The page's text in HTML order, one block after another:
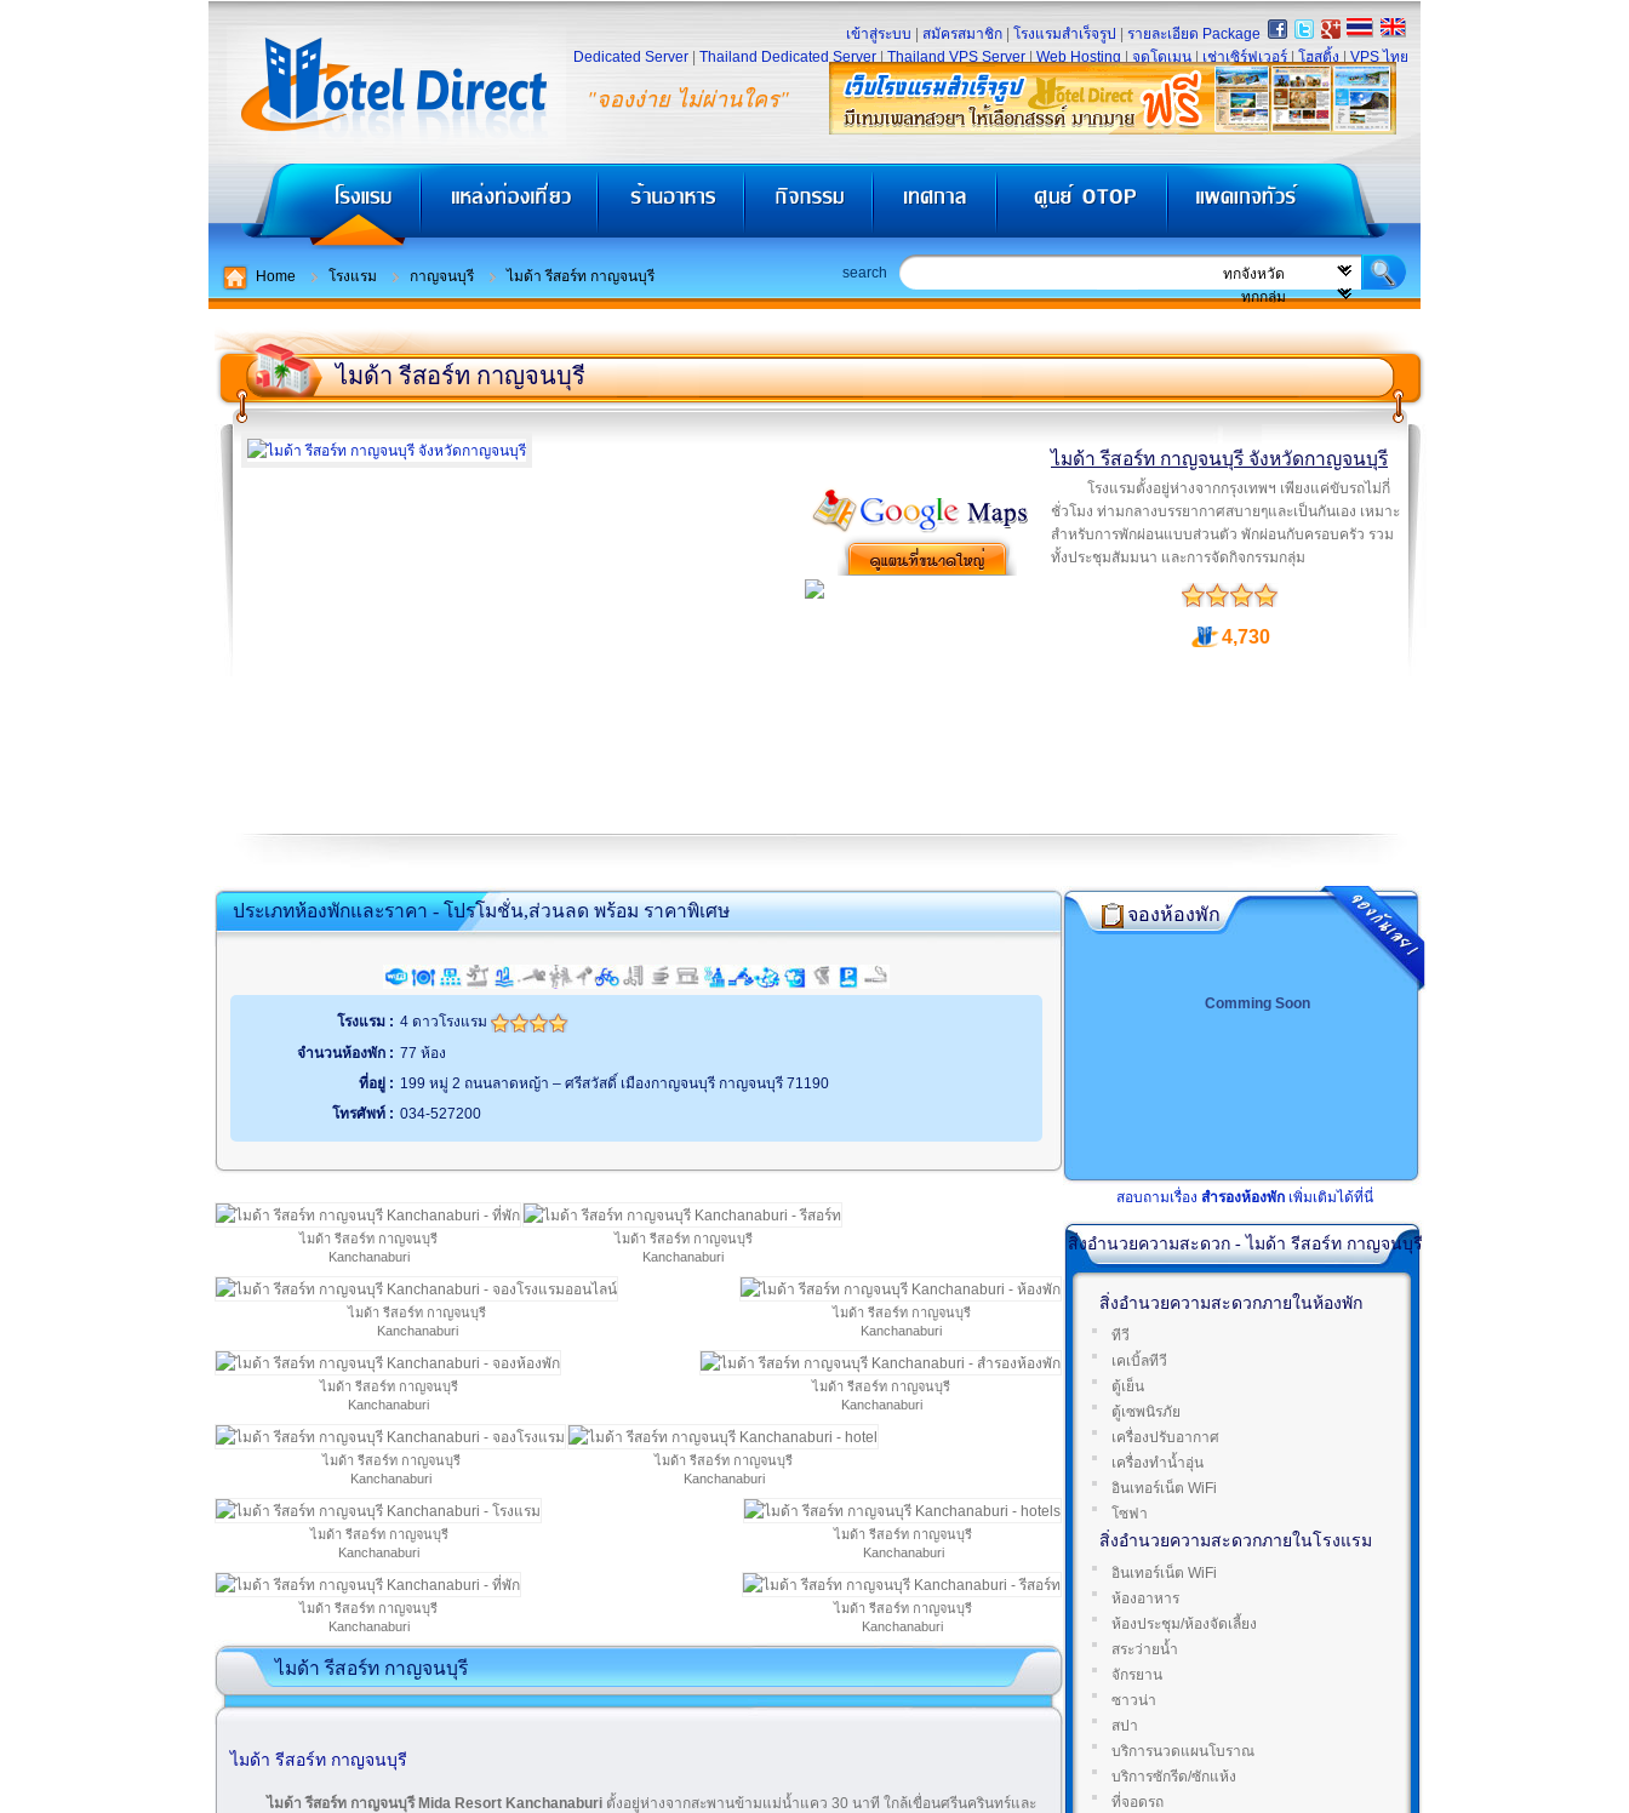
"จองง่าย ไม่ผ่านใคร"
เข้าสู่ระบบ สมัครสมาชิก โรงแรมสำเร็จรูป
รายละเอียด Package
Dedicated Server
Thailand Dedicated Server Thailand VPS Server Web Hosting จดโดเมน เช่าเซิร์ฟเวอร์ โฮสติ้ง VPS ไทย
Home โรงแรม กาญจนบุรี ไมด้า รีสอร์ท กาญจนบุรี search
ไมด้า รีสอร์ท กาญจนบุรี
ไมด้า รีสอร์ท กาญจนบุรี จังหวัดกาญจนบุรี
โรงแรมตั้งอยู่ห่างจากกรุงเทพฯ เพียงแค่ขับรถไม่กี่
ชั่วโมง ท่ามกลางบรรยากาศสบายๆและเป็นกันเอง เหมาะ
สำหรับการพักผ่อนแบบส่วนตัว พักผ่อนกับครอบครัว รวม
ทั้งประชุมสัมมนา และการจัดกิจกรรมกลุ่ม
4,730
ประเภทห้องพักและราคา - โปรโมชั่น,ส่วนลด พร้อม ราคาพิเศษ
โรงแรม : 4 ดาวโรงแรม
จำนวนห้องพัก : 77 ห้อง
ที่อยู่ : 199 หมู่ 2 ถนนลาดหญ้า – ศรีสวัสดิ์ เมืองกาญจนบุรี กาญจนบุรี 71190
โทรศัพท์ : 034-527200
ไมด้า รีสอร์ท กาญจนบุรี
Kanchanaburi
ไมด้า รีสอร์ท กาญจนบุรี
Kanchanaburi
ไมด้า รีสอร์ท กาญจนบุรี
Kanchanaburi
ไมด้า รีสอร์ท กาญจนบุรี
Kanchanaburi
ไมด้า รีสอร์ท กาญจนบุรี
Kanchanaburi
ไมด้า รีสอร์ท กาญจนบุรี
Kanchanaburi
ไมด้า รีสอร์ท กาญจนบุรี
Kanchanaburi
ไมด้า รีสอร์ท กาญจนบุรี
Kanchanaburi
ไมด้า รีสอร์ท กาญจนบุรี
Kanchanaburi
ไมด้า รีสอร์ท กาญจนบุรี
Kanchanaburi
ไมด้า รีสอร์ท กาญจนบุรี
Kanchanaburi
ไมด้า รีสอร์ท กาญจนบุรี
Kanchanaburi
ไมด้า รีสอร์ท กาญจนบุรี
ไมด้า รีสอร์ท กาญจนบุรี
ไมด้า รีสอร์ท กาญจนบุรี Mida Resort Kanchanaburi ตั้งอยู่ห่างจากสะพานข้ามแม่น้ำแคว 30 นาที ใกล้เขื่อนศรีนครินทร์และ
จองห้องพัก
Comming Soon
สอบถามเรื่อง สำรองห้องพัก เพิ่มเติมได้ที่นี่
สิ่งอำนวยความสะดวก - ไมด้า รีสอร์ท กาญจนบุรี
สิ่งอำนวยความสะดวกภายในห้องพัก
ทีวี
เคเบิ้ลทีวี
ตู้เย็น
ตู้เซพนิรภัย
เครื่องปรับอากาศ
เครื่องทำน้ำอุ่น
อินเทอร์เน็ต WiFi
โซฟา
สิ่งอำนวยความสะดวกภายในโรงแรม
อินเทอร์เน็ต WiFi
ห้องอาหาร
ห้องประชุม/ห้องจัดเลี้ยง
สระว่ายน้ำ
จักรยาน
ซาวน่า
สปา
บริการนวดแผนโบราณ
บริการซักรีด/ซักแห้ง
ที่จอดรถ